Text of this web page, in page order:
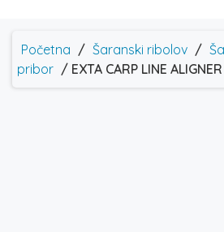
Početna / Šaranski ribolov /
pribor / EXTA CARP LINE